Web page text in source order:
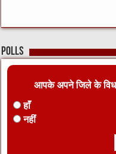
Polls
आपके अपने जिले के
हाँ
नहीं